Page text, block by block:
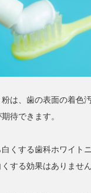
は、歯の表面の着色
待できます。
くする歯科ホワイト
する効果はありません